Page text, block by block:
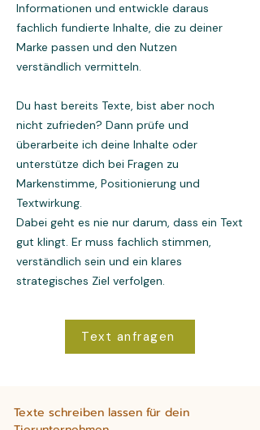
Informationen und entwickle daraus
fachlich fundierte Inhalte, die zu deiner
Marke passen und den Nutzen
verständlich vermitteln.
Du hast bereits Texte, bist aber noch
nicht zufrieden? Dann prüfe und
überarbeite ich deine Inhalte oder
unterstütze dich bei Fragen zu
Markenstimme, Positionierung und
Textwirkung.
Dabei geht es nie nur darum, dass ein Text
gut klingt. Er muss fachlich stimmen,
verständlich sein und ein klares
strategisches Ziel verfolgen.
Text anfragen
Texte schreiben lassen für dein